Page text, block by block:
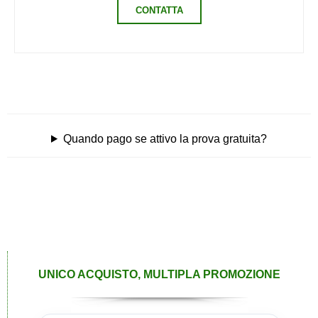
CONTATTA
Quando pago se attivo la prova gratuita?
UNICO ACQUISTO, MULTIPLA PROMOZIONE